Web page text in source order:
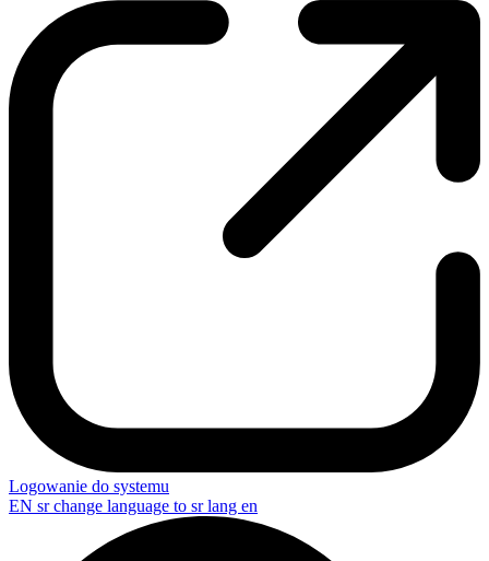
Logowanie do systemu
EN sr change language to sr lang en